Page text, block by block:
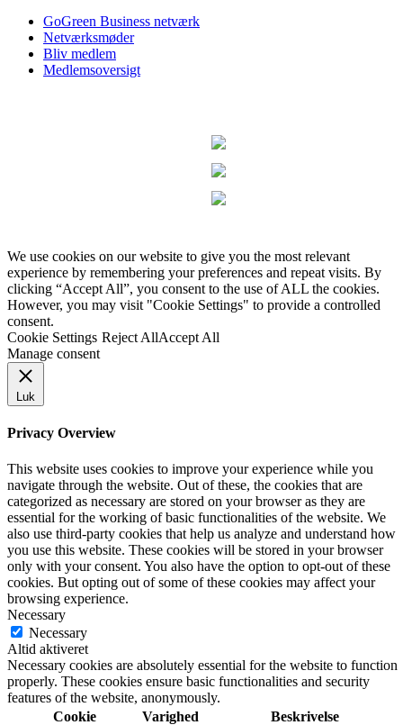
GoGreen Business netværk
Netværksmøder
Bliv medlem
Medlemsoversigt
We use cookies on our website to give you the most relevant
experience by remembering your preferences and repeat visits. By
clicking “Accept All”, you consent to the use of ALL the cookies.
However, you may visit "Cookie Settings" to provide a controlled
consent.
Cookie Settings Reject AllAccept All
Manage consent
Luk
Privacy Overview
This website uses cookies to improve your experience while you
navigate through the website. Out of these, the cookies that are
categorized as necessary are stored on your browser as they are
essential for the working of basic functionalities of the website. We
also use third-party cookies that help us analyze and understand how
you use this website. These cookies will be stored in your browser
only with your consent. You also have the option to opt-out of these
cookies. But opting out of some of these cookies may affect your
browsing experience.
Necessary
Necessary
Altid aktiveret
Necessary cookies are absolutely essential for the website to function
properly. These cookies ensure basic functionalities and security
features of the website, anonymously.
Cookie
Varighed Beskrivelse